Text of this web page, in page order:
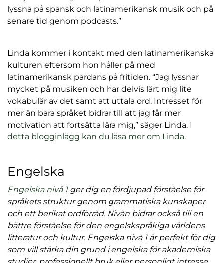
lyssna på spansk och latinamerikansk musik och på
senare tid genom podcasts.”
Linda kommer i kontakt med den latinamerikanska
kulturen eftersom hon håller på med
latinamerikansk pardans på fritiden. “Jag lyssnar
mycket på musiken och har delvis lärt mig lite
vokabulär av det samt att uttala ord. Intresset för
mer än bara språket bidrar till att jag får mer
motivation att fortsätta lära mig,” säger Linda. I
detta blogginlägg kan du läsa mer om Linda.
Engelska
Engelska nivå 1ger dig en fördjupad förståelse för
språkets struktur genom grammatiska kunskaper
och ett berikat ordförråd. Nivån bidrar också till en
bättre förståelse för den engelskspråkiga världens
litteratur och kultur. Engelska nivå 1 är perfekt för dig
som vill stärka din grund i engelska för akademiska